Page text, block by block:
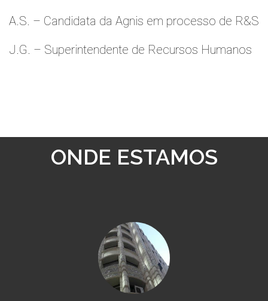
A.S. – Candidata da Agnis em processo de R&S
J.G. – Superintendente de Recursos Humanos
ONDE ESTAMOS